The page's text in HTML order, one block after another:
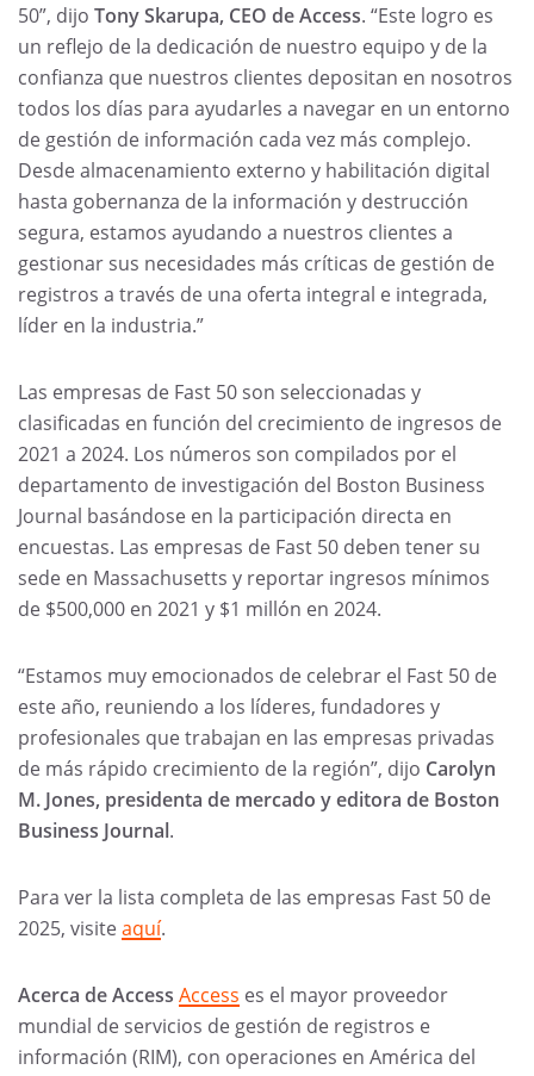
50”, dijo Tony Skarupa, CEO de Access. “Este logro es
un reflejo de la dedicación de nuestro equipo y de la
confianza que nuestros clientes depositan en nosotros
todos los días para ayudarles a navegar en un entorno
de gestión de información cada vez más complejo.
Desde almacenamiento externo y habilitación digital
hasta gobernanza de la información y destrucción
segura, estamos ayudando a nuestros clientes a
gestionar sus necesidades más críticas de gestión de
registros a través de una oferta integral e integrada,
líder en la industria.”
Las empresas de Fast 50 son seleccionadas y
clasificadas en función del crecimiento de ingresos de
2021 a 2024. Los números son compilados por el
departamento de investigación del Boston Business
Journal basándose en la participación directa en
encuestas. Las empresas de Fast 50 deben tener su
sede en Massachusetts y reportar ingresos mínimos
de $500,000 en 2021 y $1 millón en 2024.
“Estamos muy emocionados de celebrar el Fast 50 de
este año, reuniendo a los líderes, fundadores y
profesionales que trabajan en las empresas privadas
de más rápido crecimiento de la región”, dijo Carolyn
M. Jones, presidenta de mercado y editora de Boston
Business Journal.
Para ver la lista completa de las empresas Fast 50 de
2025, visiteaquí.
Acerca de Access Access es el mayor proveedor
mundial de servicios de gestión de registros e
información (RIM), con operaciones en América del